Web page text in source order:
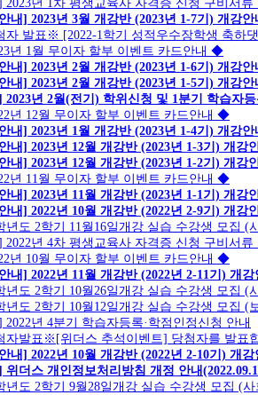
2023년 1차 평생교육사 자격증 신청 구비서류
내] 2023년 3월 개강반 (2023년 1-7기) 개강안
자 발표※ [2022-1학기 성적우수장학생 축하
년 1월 무이자 할부 이벤트 카드안내 ◆
내] 2023년 2월 개강반 (2023년 1-6기) 개강안
내] 2023년 2월 개강반 (2023년 1-5기) 개강안
2023년 2월(전기) 학위신청 및 1분기 학습자
년 12월 무이자 할부 이벤트 카드안내 ◆
내] 2023년 1월 개강반 (2023년 1-4기) 개강안
내] 2023년 12월 개강반 (2023년 1-3기) 개강
내] 2023년 12월 개강반 (2023년 1-2기) 개강
년 11월 무이자 할부 이벤트 카드안내 ◆
내] 2023년 11월 개강반 (2023년 1-1기) 개강
내] 2022년 10월 개강반 (2022년 2-9기) 개강
년도 2학기 11월16일개강 실습 수강생 모집
2022년 4차 평생교육사 자격증 신청 구비서류
년 10월 무이자 할부 이벤트 카드안내 ◆
내] 2022년 11월 개강반 (2022년 2-11기) 개강
년도 2학기 10월26일개강 실습 수강생 모집 (
년도 2학기 10월12일개강 실습 수강생 모집 (
2022년 4분기 학습자등록·학점인정신청 안내
자발표※[위더스 추석이벤트] 당첨자를 발표
내] 2022년 10월 개강반 (2022년 2-10기) 개강
위더스 개인정보처리방침 개정 안내
년도 2학기 9월28일개강 실습 수강생 모집 (